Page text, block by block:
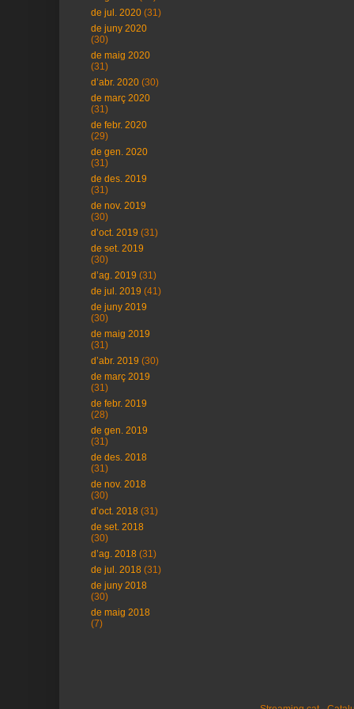
de jul. 2020 (31)
de juny 2020
(30)
de maig 2020
(31)
d’abr. 2020 (30)
de març 2020
(31)
de febr. 2020
(29)
de gen. 2020
(31)
de des. 2019
(31)
de nov. 2019
(30)
d’oct. 2019 (31)
de set. 2019
(30)
d’ag. 2019 (31)
de jul. 2019 (41)
de juny 2019
(30)
de maig 2019
(31)
d’abr. 2019 (30)
de març 2019
(31)
de febr. 2019
(28)
de gen. 2019
(31)
de des. 2018
(31)
de nov. 2018
(30)
d’oct. 2018 (31)
de set. 2018
(30)
d’ag. 2018 (31)
de jul. 2018 (31)
de juny 2018
(30)
de maig 2018
(7)